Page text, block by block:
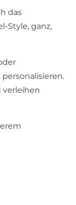
das
Style, ganz,
verleihen